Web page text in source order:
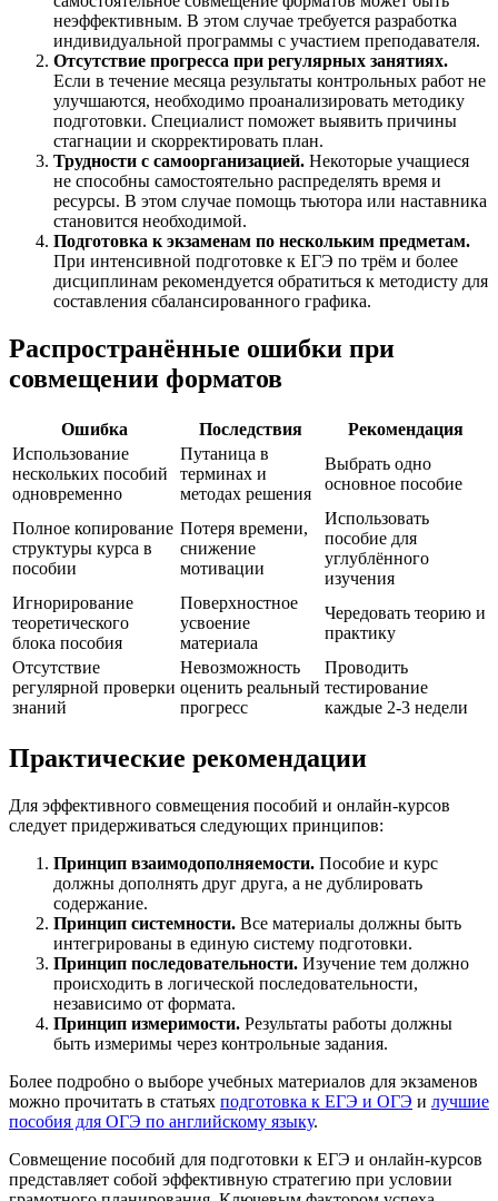
неэффективным. В этом случае требуется разработка
индивидуальной программы с участием преподавателя.
Отсутствие прогресса при регулярных занятиях.
Если в течение месяца результаты контрольных работ не
улучшаются, необходимо проанализировать методику
подготовки. Специалист поможет выявить причины
стагнации и скорректировать план.
Трудности с самоорганизацией. Некоторые учащиеся
не способны самостоятельно распределять время и
ресурсы. В этом случае помощь тьютора или наставника
становится необходимой.
Подготовка к экзаменам по нескольким предметам.
При интенсивной подготовке к ЕГЭ по трём и более
дисциплинам рекомендуется обратиться к методисту для
составления сбалансированного графика.
Распространённые ошибки при
совмещении форматов
Ошибка Последствия
Рекомендация
Использование
нескольких пособий
одновременно
Путаница в
терминах и
методах решения
Выбрать одно
основное пособие
Полное копирование
структуры курса в
пособии
Потеря времени,
снижение
мотивации
Использовать
пособие для
углублённого
изучения
Игнорирование
теоретического
блока пособия
Поверхностное
усвоение
материала
Чередовать теорию и
практику
Отсутствие
регулярной проверки
знаний
Невозможность
оценить реальный
прогресс
Проводить
тестирование
каждые 2-3 недели
Практические рекомендации
Для эффективного совмещения пособий и онлайн-курсов
следует придерживаться следующих принципов:
Принцип взаимодополняемости. Пособие и курс
должны дополнять друг друга, а не дублировать
содержание.
Принцип системности. Все материалы должны быть
интегрированы в единую систему подготовки.
Принцип последовательности. Изучение тем должно
происходить в логической последовательности,
независимо от формата.
Принцип измеримости. Результаты работы должны
быть измеримы через контрольные задания.
Более подробно о выборе учебных материалов для экзаменов
можно прочитать в статьях подготовка к ЕГЭ и ОГЭ и лучшие
пособия для ОГЭ по английскому языку.
Совмещение пособий для подготовки к ЕГЭ и онлайн-курсов
представляет собой эффективную стратегию при условии